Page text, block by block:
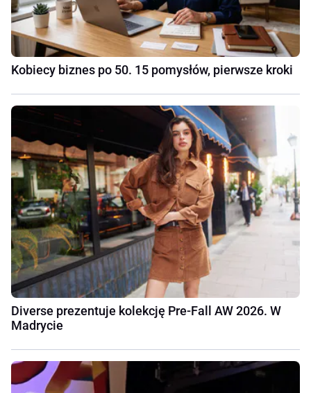
Kobiecy biznes po 50. 15 pomysłów, pierwsze kroki
Diverse prezentuje kolekcję Pre-Fall AW 2026. W
Madrycie